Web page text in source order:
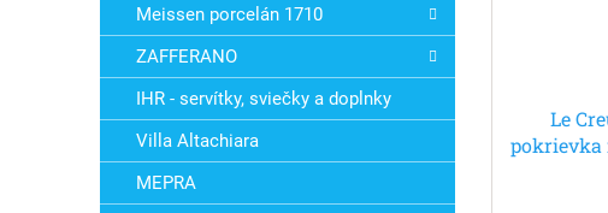
Meissen porcelán 1710
ZAFFERANO
IHR - servítky, sviečky a doplnky
Villa Altachiara
MEPRA
Le
pokrievka